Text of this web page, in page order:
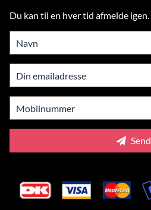
Du kan til en hver tid afmelde igen.
Send